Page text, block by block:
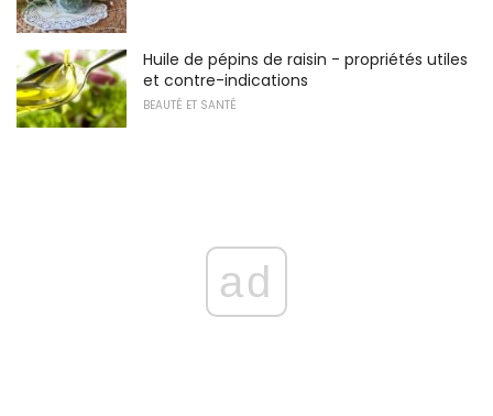
Huile de pépins de raisin - propriétés utiles
et contre-indications
BEAUTÉ ET SANTÉ
ad